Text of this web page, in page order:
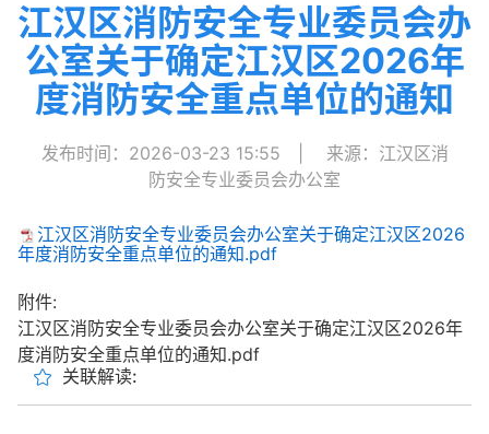
江汉区消防安全专业委员会办
公室关于确定江汉区2026年
度消防安全重点单位的通知
发布时间：2026-03-23 15:55
来源：江汉区消
防安全专业委员会办公室
江汉区消防安全专业委员会办公室关于确定江汉区2026
年度消防安全重点单位的通知.pdf
附件:
江汉区消防安全专业委员会办公室关于确定江汉区2026年
度消防安全重点单位的通知.pdf
关联解读: